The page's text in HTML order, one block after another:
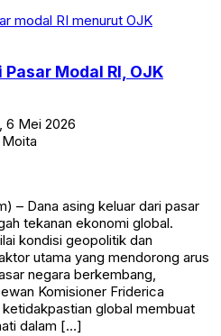
Modal RI, OJK
6 Mei 2026
– Dana asing keluar dari pasar
tekanan ekonomi global.
kondisi geopolitik dan
utama yang mendorong arus
negara berkembang,
Komisioner Friderica
global membuat
dalam […]